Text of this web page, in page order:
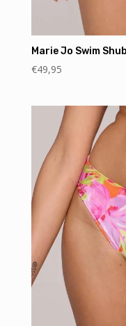
Marie Jo Swim
€49,95